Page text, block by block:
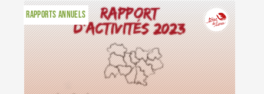
RAPPORTS ANNUELS